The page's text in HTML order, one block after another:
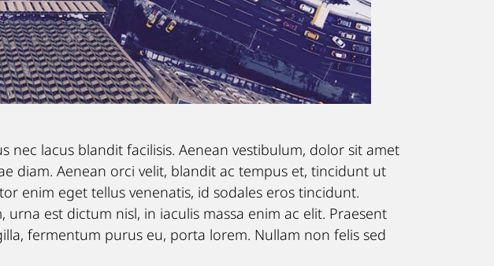
lacus blandit facilisis. Aenean vestibulum, dolor sit amet
diam. Aenean orci velit, blandit ac tempus et, tincidunt ut
enim eget tellus venenatis, id sodales eros tincidunt.
est dictum nisl, in iaculis massa enim ac elit. Praesent
fermentum purus eu, porta lorem. Nullam non felis sed